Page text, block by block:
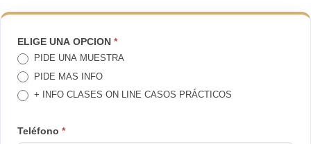
TE
LLAMAMOS
ELIGE UNA OPCION *
PIDE UNA MUESTRA
PIDE MAS INFO
+ INFO CLASES ON LINE CASOS PRÁCTICOS
Teléfono *